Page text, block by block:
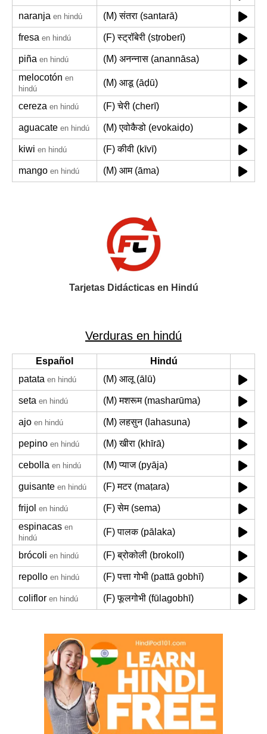
naranja en hindú (M) संतरा (santarā)
fresa en hindú (F) स्ट्रॉबेरी (sṭroberī)
piña en hindú
(M) अनन्नास (anannāsa)
melocotón en
hindú
(M) आडू (āḍū)
cereza en hindú (F) चेरी (cherī)
aguacate en hindú (M) एवोकैडो (evokaiḍo)
kiwi en hindú (F) कीवी (kīvī)
mango en hindú (M) आम (āma)
Tarjetas Didácticas en Hindú
Verduras en hindú
Español
Hindú
patata en hindú (M) आलू (ālū)
seta en hindú (M) मशरूम (masharūma)
ajo en hindú (M) लहसुन (lahasuna)
pepino en hindú (M) खीरा (khīrā)
cebolla en hindú (M) प्याज (pyāja)
guisante en hindú (F) मटर (maṭara)
frijol en hindú
(F) सेम (sema)
espinacas en
hindú
(F) पालक (pālaka)
brócoli en hindú (F) ब्रोकोली (brokolī)
repollo en hindú (F) पत्ता गोभी (pattā gobhī)
coliflor en hindú (F) फूलगोभी (fūlagobhī)